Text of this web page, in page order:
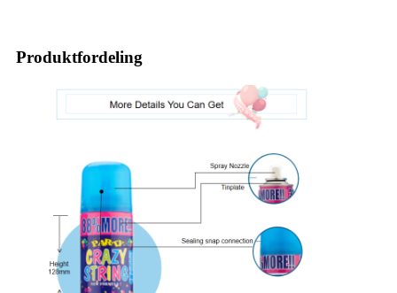
Produktfordeling